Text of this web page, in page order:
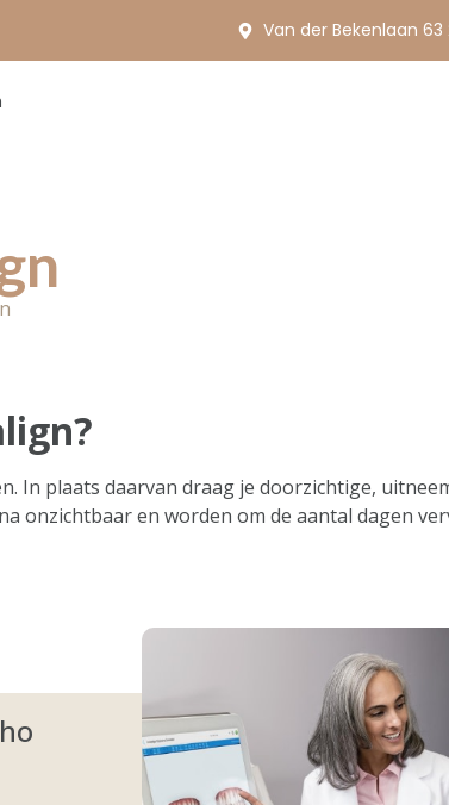
Van der Bekenlaan
In plaats daarvan draag je doorzichtige,
onzichtbaar en worden om de aantal dagen